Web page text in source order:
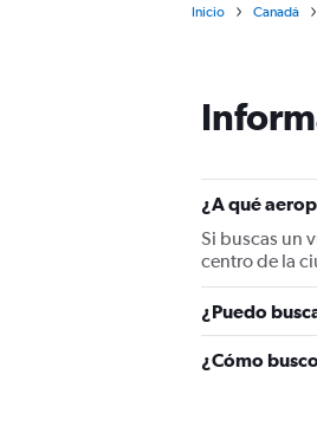
Inicio Canadá
¿A qué
Si buscas un
centro de la
¿Puedo
¿Cómo